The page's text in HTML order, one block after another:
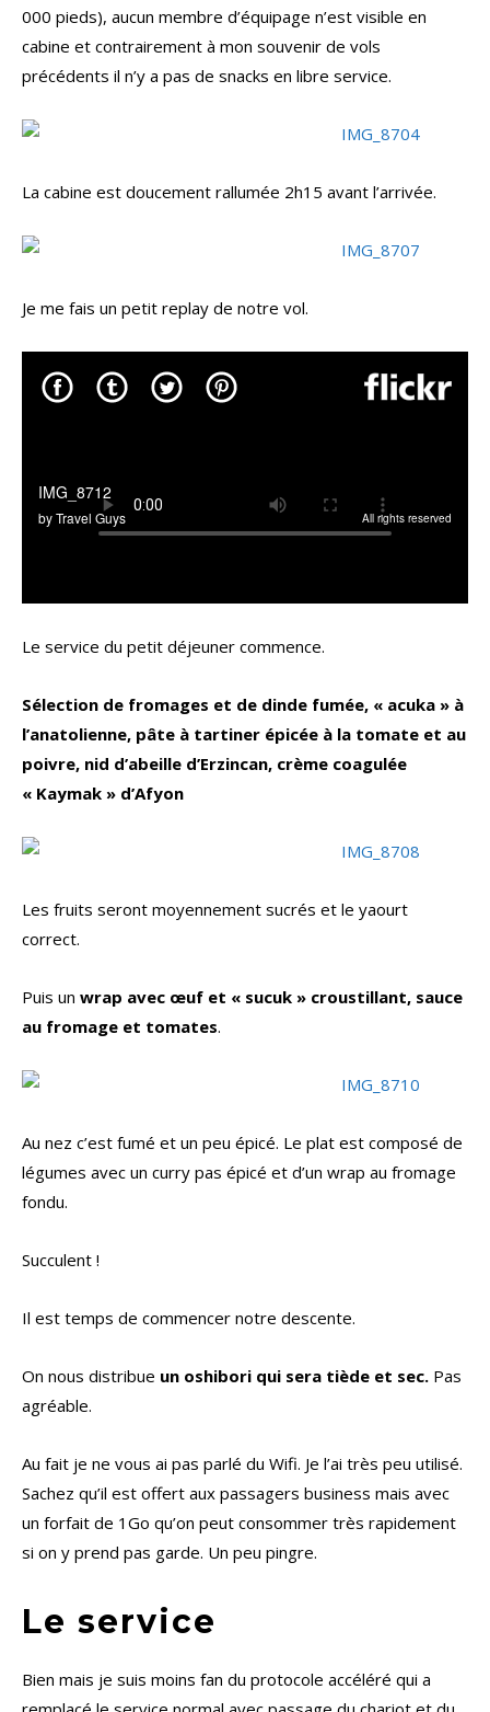
000 pieds), aucun membre d’équipage n’est visible en
cabine et contrairement à mon souvenir de vols
précédents il n’y a pas de snacks en libre service.
La cabine est doucement rallumée 2h15 avant l’arrivée.
Je me fais un petit replay de notre vol.
Le service du petit déjeuner commence.
Sélection de fromages et de dinde fumée, « acuka » à
l’anatolienne, pâte à tartiner épicée à la tomate et au
poivre, nid d’abeille d’Erzincan, crème coagulée
« Kaymak » d’Afyon
Les fruits seront moyennement sucrés et le yaourt
correct.
Puis un wrap avec œuf et « sucuk » croustillant, sauce
au fromage et tomates.
Au nez c’est fumé et un peu épicé. Le plat est composé de
légumes avec un curry pas épicé et d’un wrap au fromage
fondu.
Succulent !
Il est temps de commencer notre descente.
On nous distribue un oshibori qui sera tiède et sec. Pas
agréable.
Au fait je ne vous ai pas parlé du Wifi. Je l’ai très peu utilisé.
Sachez qu’il est offert aux passagers business mais avec
un forfait de 1Go qu’on peut consommer très rapidement
si on y prend pas garde. Un peu pingre.
Le service
Bien mais je suis moins fan du protocole accéléré qui a